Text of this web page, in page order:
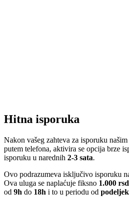
Hitna isporuka
Nakon vašeg zahteva za isporuku
putem telefona, aktivira se opcija brze
isporuku u narednih 2-3 sata.
Ovo podrazumeva isključivo isporuku
Ova uluga se naplaćuje fiksno 1.000 rsd
od 9h do 18h i to u periodu od